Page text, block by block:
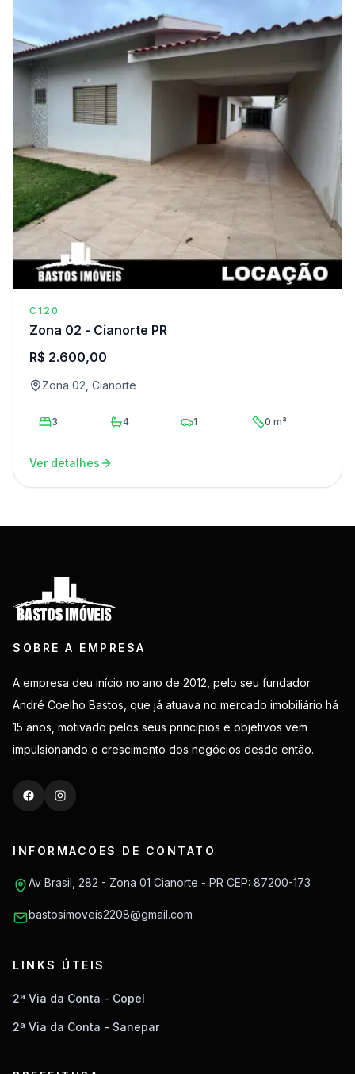
C120
Zona 02 - Cianorte PR
R$ 2.600,00
Zona 02, Cianorte
3 4 1 0 m²
Ver detalhes
SOBRE A EMPRESA
A empresa deu início no ano de 2012, pelo seu fundador
André Coelho Bastos, que já atuava no mercado imobiliário há
15 anos, motivado pelos seus princípios e objetivos vem
impulsionando o crescimento dos negócios desde então.
INFORMACOES DE CONTATO
Av Brasil, 282 - Zona 01 Cianorte - PR CEP: 87200-173
bastosimoveis2208@gmail.com
LINKS ÚTEIS
2ª Via da Conta - Copel
2ª Via da Conta - Sanepar